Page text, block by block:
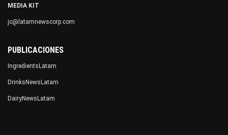
MEDIA KIT
jc@latamnewscorp.com
PUBLICACIONES
IngredientsLatam
DrinksNewsLatam
DairyNewsLatam